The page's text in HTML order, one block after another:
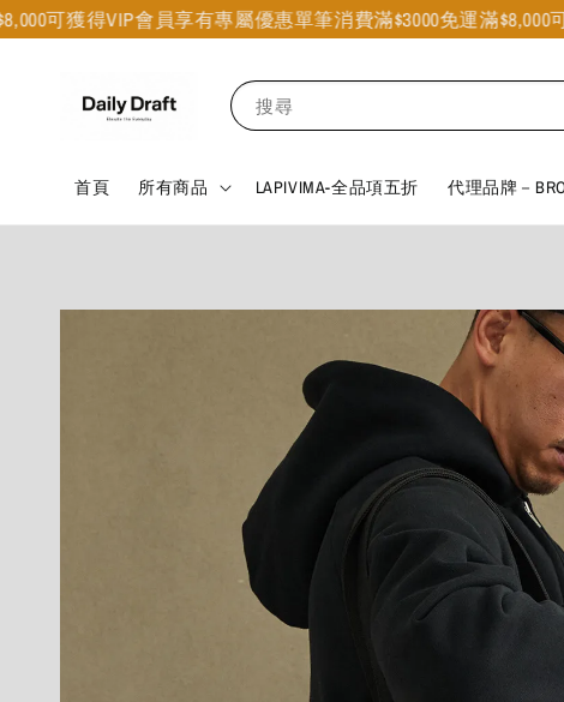
VIP會員享有專屬優惠單筆消費滿$3000免運滿$8,000可獲得VIP
搜尋
首頁 所有商品 LAPIVIMA-全品項五折 代理品牌－